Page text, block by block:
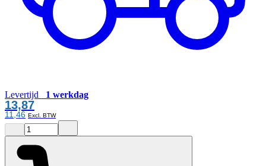
Levertijd 1 werkdag
13,87
11,46